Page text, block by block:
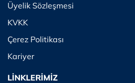
Üyelik Sözleşmesi
KVKK
Çerez Politikası
Kariyer
LİNKLERİMİZ